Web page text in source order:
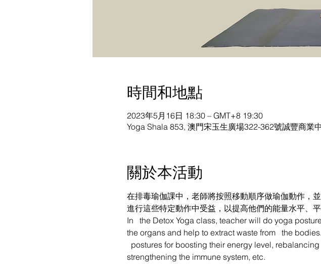
時間和地點
2023年5月16日 18:30 – GMT+8 19:30
Yoga Shala 853, 澳門宋玉生廣場322-362號誠豐商
關於本活動
在排毒瑜伽課中，老師將按照移動順序做瑜伽動作，
進行這些特定動作中受益，以提高他們的能量水平、
In   the Detox Yoga class, teacher will do yoga
the organs and help to extract waste from   the
postures for boosting their energy level,
strengthening the immune system, etc.